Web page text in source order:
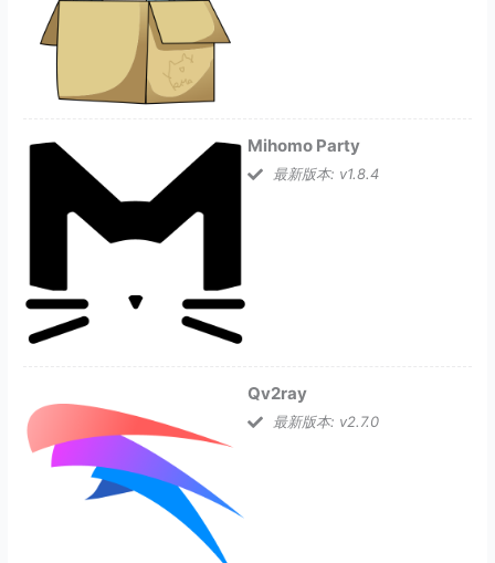
Mihomo Party
最新版本: v1.8.4
Qv2ray
最新版本: v2.7.0